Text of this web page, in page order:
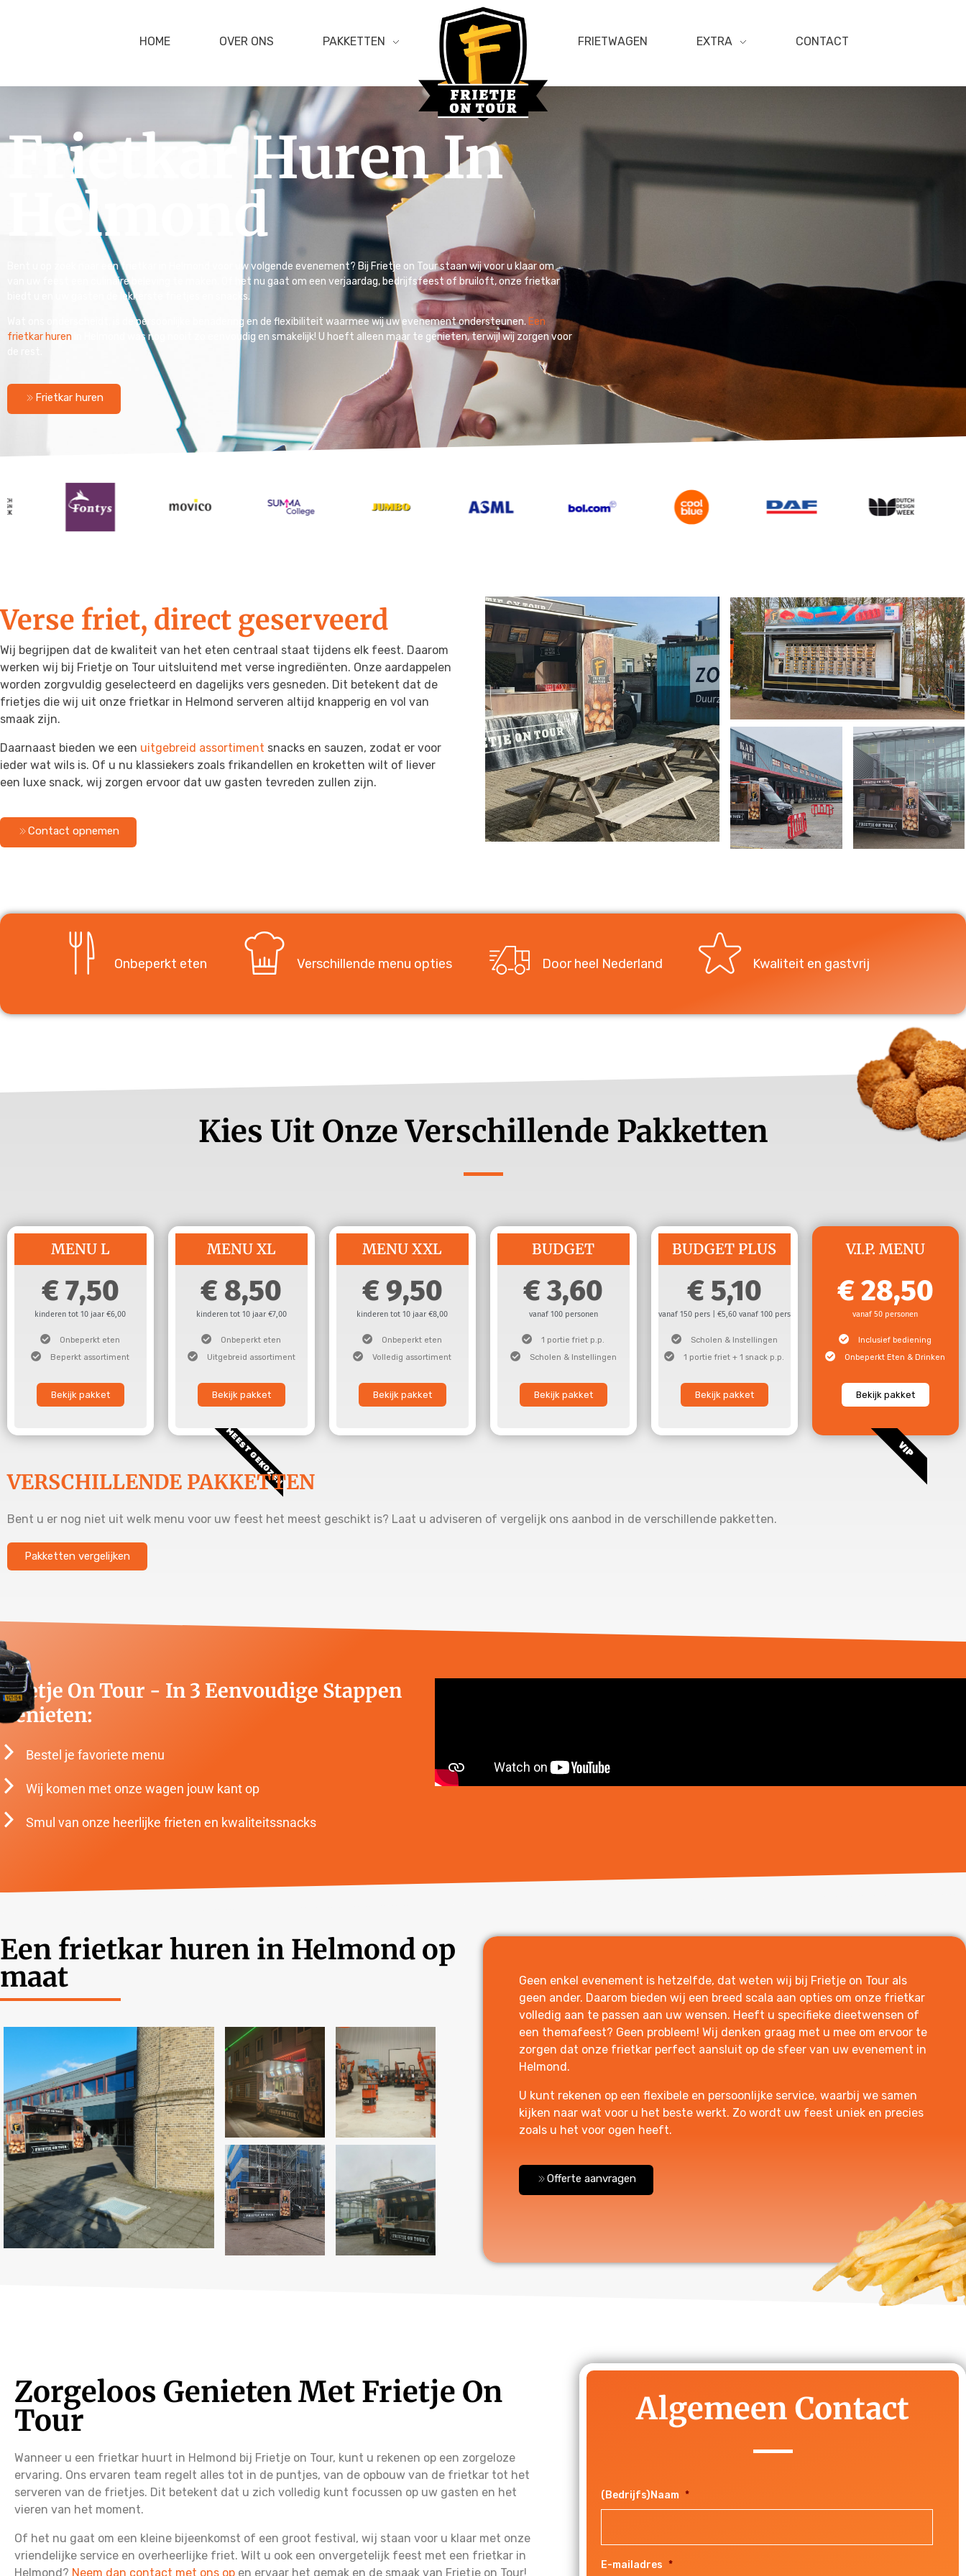
Frietje on Tour
HOME OVER ONS PAKKETTEN FRIETWAGEN EXTRA CONTACT
Frietkar Huren In
Helmond
Bent u op zoek naar een frietkar in Helmond voor uw volgende evenement? Bij Frietje on Tour staan wij voor u klaar om
van uw feest een culinaire beleving te maken. Of het nu gaat om een verjaardag, bedrijfsfeest of bruiloft, onze frietkar
biedt u en uw gasten de lekkerste frietjes en snacks.
Wat ons onderscheidt, is de persoonlijke benadering en de flexibiliteit waarmee wij uw evenement ondersteunen. Een
frietkar huren in Helmond was nog nooit zo eenvoudig en smakelijk! U hoeft alleen maar te genieten, terwijl wij zorgen voor
Frietkar huren
Verse friet, direct geserveerd
Wij begrijpen dat de kwaliteit van het eten centraal staat tijdens elk feest. Daarom
werken wij bij Frietje on Tour uitsluitend met verse ingrediënten. Onze aardappelen
worden zorgvuldig geselecteerd en dagelijks vers gesneden. Dit betekent dat de
frietjes die wij uit onze frietkar in Helmond serveren altijd knapperig en vol van
smaak zijn.
Daarnaast bieden we een uitgebreid assortiment snacks en sauzen, zodat er voor
ieder wat wils is. Of u nu klassiekers zoals frikandellen en kroketten wilt of liever
een luxe snack, wij zorgen ervoor dat uw gasten tevreden zullen zijn.
Contact opnemen
Onbeperkt eten Verschillende menu opties Door heel Nederland Kwaliteit en gastvrij
Kies Uit Onze Verschillende Pakketten
MENU L
7,50
kinderen tot 10 jaar €6,00
Onbeperkt eten
Beperkt assortiment
Bekijk pakket
MENU XL
8,50
kinderen tot 10 jaar €7,00
Onbeperkt eten
Uitgebreid assortiment
Bekijk pakket
MEEST GEKOZEN
MENU XXL
9,50
kinderen tot 10 jaar €8,00
Onbeperkt eten
Volledig assortiment
Bekijk pakket
BUDGET
3,60
vanaf 100 personen
1 portie friet p.p.
Scholen & Instellingen
Bekijk pakket
BUDGET PLUS
5,10
vanaf 150 pers | €5,60 vanaf 100 pers
Scholen & Instellingen
1 portie friet + 1 snack p.p.
Bekijk pakket
V.I.P. MENU
28,50
vanaf 50 personen
Inclusief bediening
Onbeperkt Eten & Drinken
Bekijk pakket
VIP
VERSCHILLENDE PAKKETTEN
Bent u er nog niet uit welk menu voor uw feest het meest geschikt is? Laat u adviseren of vergelijk ons aanbod in de verschillende pakketten.
Pakketten vergelijken
Frietje On Tour - In 3 Eenvoudige Stappen
Genieten:
Bestel je favoriete menu
Wij komen met onze wagen jouw kant op
Smul van onze heerlijke frieten en kwaliteitssnacks
Een frietkar huren in Helmond op
maat
Geen enkel evenement is hetzelfde, dat weten wij bij Frietje on Tour als
geen ander. Daarom bieden wij een breed scala aan opties om onze frietkar
volledig aan te passen aan uw wensen. Heeft u specifieke dieetwensen of
een themafeest? Geen probleem! Wij denken graag met u mee om ervoor te
zorgen dat onze frietkar perfect aansluit op de sfeer van uw evenement in
Helmond.
U kunt rekenen op een flexibele en persoonlijke service, waarbij we samen
kijken naar wat voor u het beste werkt. Zo wordt uw feest uniek en precies
zoals u het voor ogen heeft.
Offerte aanvragen
Zorgeloos Genieten Met Frietje On
Tour
Wanneer u een frietkar huurt in Helmond bij Frietje on Tour, kunt u rekenen op een zorgeloze
ervaring. Ons ervaren team regelt alles tot in de puntjes, van de opbouw van de frietkar tot het
serveren van de frietjes. Dit betekent dat u zich volledig kunt focussen op uw gasten en het
vieren van het moment.
Of het nu gaat om een kleine bijeenkomst of een groot festival, wij staan voor u klaar met onze
vriendelijke service en overheerlijke friet. Wilt u ook een onvergetelijk feest met een frietkar in
Helmond? Neem dan contact met ons op en ervaar het gemak en de smaak van Frietje on Tour!
Algemeen Contact
(Bedrijfs)Naam *
E-mailadres *